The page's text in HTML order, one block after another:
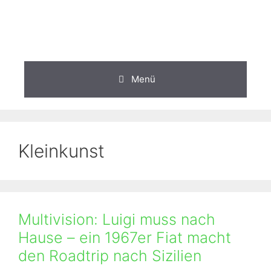
Menü
Kleinkunst
Multivision: Luigi muss nach
Hause – ein 1967er Fiat macht
den Roadtrip nach Sizilien